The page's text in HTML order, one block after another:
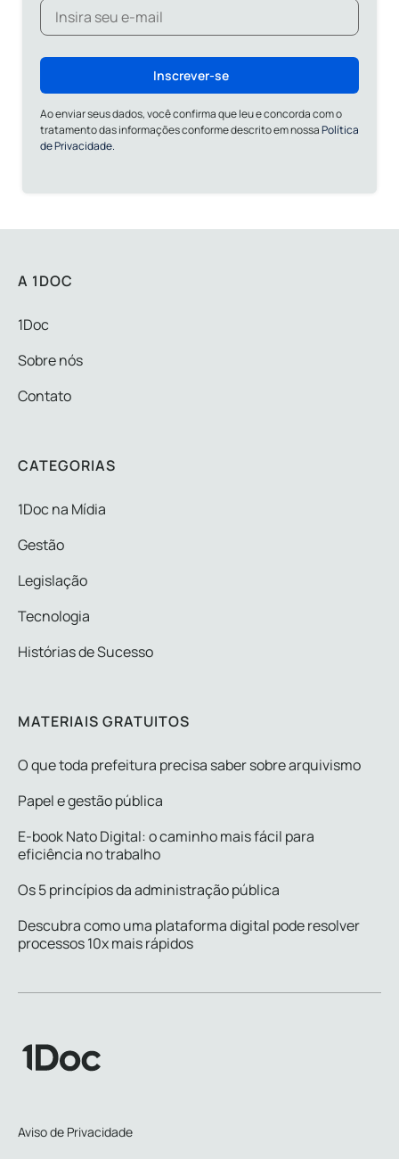
Inscrever-se
Ao enviar seus dados, você confirma que leu e concorda com o
tratamento das informações conforme descrito em nossaPolítica
de Privacidade.
A 1DOC
1Doc
Sobre nós
Contato
CATEGORIAS
1Doc na Mídia
Gestão
Legislação
Tecnologia
Histórias de Sucesso
MATERIAIS GRATUITOS
O que toda prefeitura precisa saber sobre arquivismo
Papel e gestão pública
E-book Nato Digital: o caminho mais fácil para
eficiência no trabalho
Os 5 princípios da administração pública
Descubra como uma plataforma digital pode resolver
processos 10x mais rápidos
Aviso de Privacidade